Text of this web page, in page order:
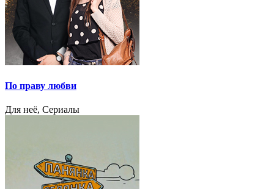
По праву любви
Для неё, Сериалы